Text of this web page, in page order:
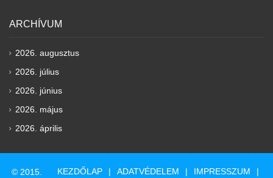
ARCHÍVUM
2026. augusztus
2026. július
2026. június
2026. május
2026. április
© 2015. KEZDŐLAP ADATVÉDELEM IMPRESSZUM